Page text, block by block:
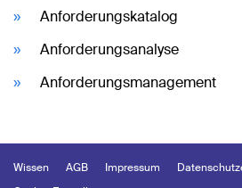
Anforderungskatalog
Anforderungsanalyse
Anforderungsmanagement
Wissen AGB Impressum